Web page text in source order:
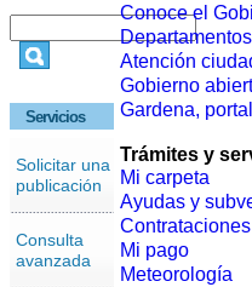
Servicios
Solicitar una
publicación
Consulta
avanzada
Conoce el
Atención
Gobierno
Gardena,
Trámites y
Mi carpeta
Ayudas y
Contrataciones
Mi pago
Meteorología